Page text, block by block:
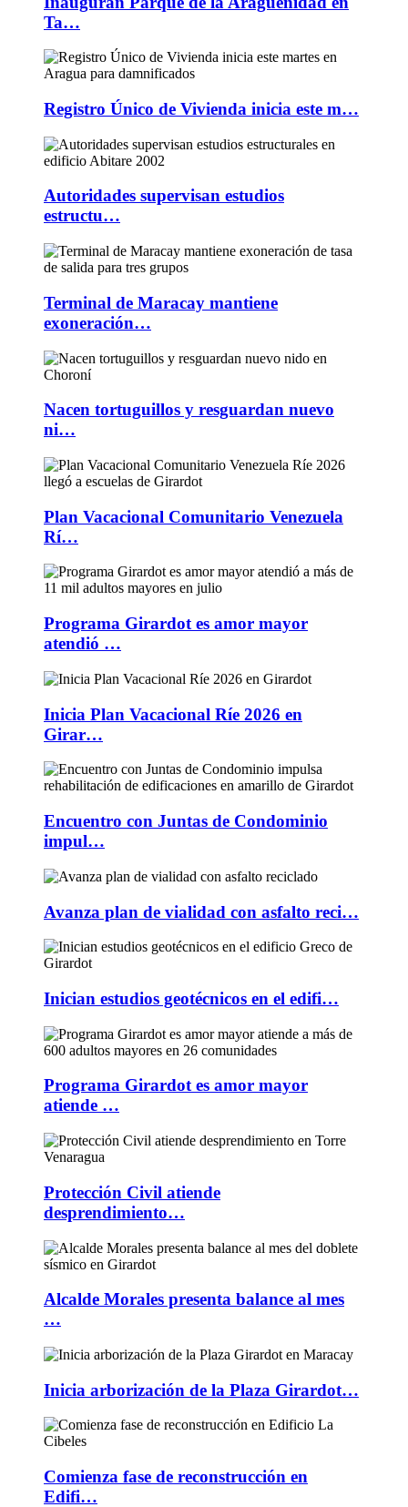
Ta…
Registro Único de Vivienda inicia este m…
Autoridades supervisan estudios
estructu…
Terminal de Maracay mantiene
exoneración…
Nacen tortuguillos y resguardan nuevo
ni…
Plan Vacacional Comunitario Venezuela
Rí…
Programa Girardot es amor mayor
atendió …
Inicia Plan Vacacional Ríe 2026 en
Girar…
Encuentro con Juntas de Condominio
impul…
Avanza plan de vialidad con asfalto reci…
Inician estudios geotécnicos en el edifi…
Programa Girardot es amor mayor
atiende …
Protección Civil atiende
desprendimiento…
Alcalde Morales presenta balance al mes
…
Inicia arborización de la Plaza Girardot…
Comienza fase de reconstrucción en
Edifi…